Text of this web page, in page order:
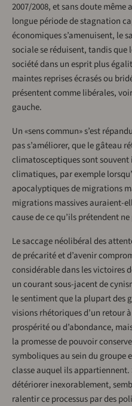
2007/2008, et sans doute
longue période de stagnation
économiques s’amenuisent, le
sociale se réduisent, tandis
société dans un esprit plus
maintes reprises écrasés ou
présentent comme libérales,
gauche.
Un «sens commun» s’est
pas s’améliorer, que le gâteau
climatosceptiques sont
climatiques, par exemple
apocalyptiques de migrations
migrations massives auraient-
cause de ce qu’ils prétendent
Le saccage néolibéral des
de précarité et d’avenir
considérable dans les victoires
un courant sous-jacent de
le sentiment que la plupart des
visions rhétoriques d’un retour
prospérité ou d’abondance,
la promesse de pouvoir
symboliques au sein du
classe auquel ils appartiennent.
détériorer inexorablement,
ralentir ce processus par des